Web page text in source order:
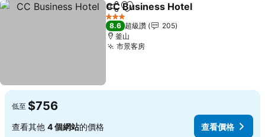
分享 加入我的最愛
CC Business Hotel
3 星級
8.6 超級讚
205
釜山
市景客房查看價格
低至 $756
查看其他 4 個網站的價格 查看價格